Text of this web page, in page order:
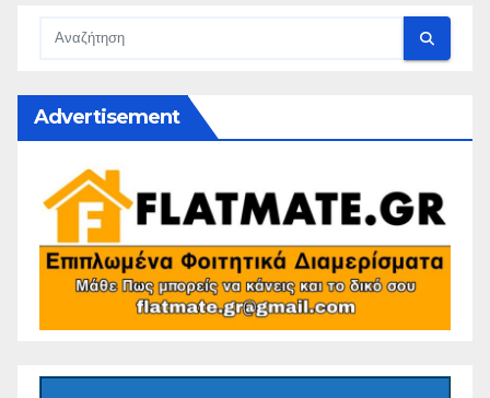
Advertisement